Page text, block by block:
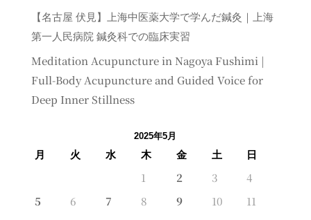
【名古屋 伏見】上海中医薬大学で学んだ鍼灸｜上海
第一人民病院 鍼灸科での臨床実習
Meditation Acupuncture in Nagoya Fushimi |
Full-Body Acupuncture and Guided Voice for
Deep Inner Stillness
2025年5月
月 火 水 木 金 土
日
1
2 3
4
5
6 7 8 9 10
11